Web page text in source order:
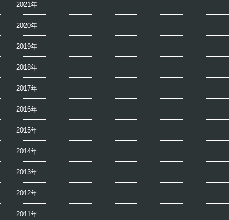
2021年
2020年
2019年
2018年
2017年
2016年
2015年
2014年
2013年
2012年
2011年